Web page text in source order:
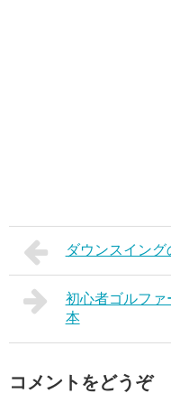
ダウンスイン
初心者ゴルファ
本
コメントをどうぞ